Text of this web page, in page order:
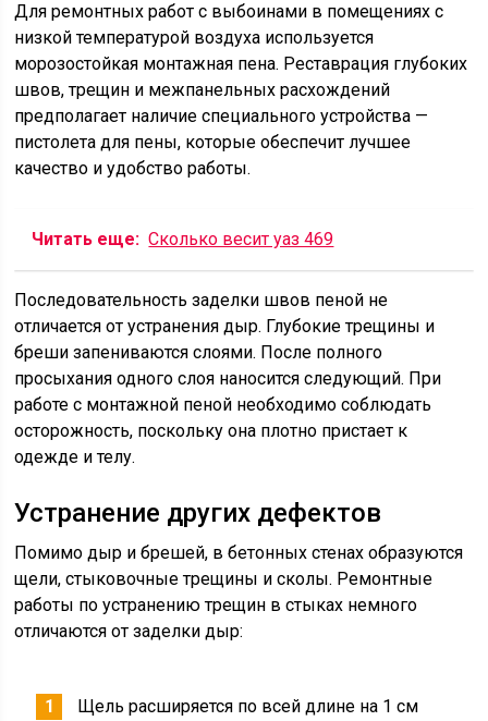
Для ремонтных работ с выбоинами в помещениях с
низкой температурой воздуха используется
морозостойкая монтажная пена. Реставрация глубоких
швов, трещин и межпанельных расхождений
предполагает наличие специального устройства —
пистолета для пены, которые обеспечит лучшее
качество и удобство работы.
Читать еще: Сколько весит уаз 469
Последовательность заделки швов пеной не
отличается от устранения дыр. Глубокие трещины и
бреши запениваются слоями. После полного
просыхания одного слоя наносится следующий. При
работе с монтажной пеной необходимо соблюдать
осторожность, поскольку она плотно пристает к
одежде и телу.
Устранение других дефектов
Помимо дыр и брешей, в бетонных стенах образуются
щели, стыковочные трещины и сколы. Ремонтные
работы по устранению трещин в стыках немного
отличаются от заделки дыр:
Щель расширяется по всей длине на 1 см